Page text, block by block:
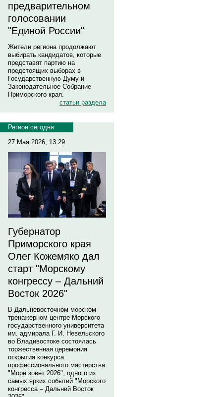
предварительном
голосовании
"Единой России"
Жители региона продолжают
выбирать кандидатов, которые
представят партию на
предстоящих выборах в
Государственную Думу и
Законодательное Собрание
Приморского края.
статьи раздела
Регион сегодня
27 Мая 2026, 13:29
Губернатор
Приморского края
Олег Кожемяко дал
старт "Морскому
конгрессу – Дальний
Восток 2026"
В Дальневосточном морском
тренажерном центре Морского
государственного университета
им. адмирала Г. И. Невельского
во Владивостоке состоялась
торжественная церемония
открытия конкурса
профессионального мастерства
"Море зовет 2026", одного из
самых ярких событий "Морского
конгресса – Дальний Восток